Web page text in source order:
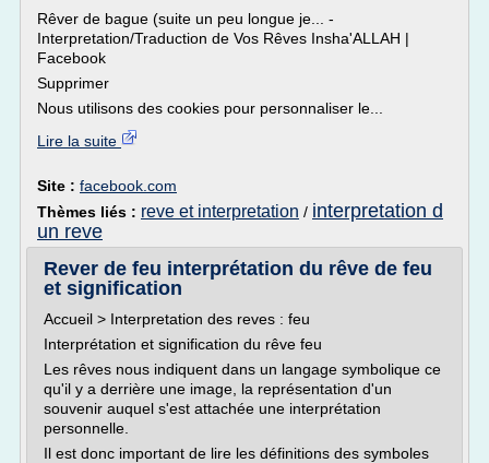
Rêver de bague (suite un peu longue je... -
Interpretation/Traduction de Vos Rêves Insha'ALLAH |
Facebook
Supprimer
Nous utilisons des cookies pour personnaliser le...
Lire la suite
Site : facebook.com
Thèmes liés : reve et interpretation / interpretation d
un reve
Rever de feu interprétation du rêve de feu
et signification
Accueil > Interpretation des reves : feu
Interprétation et signification du rêve feu
Les rêves nous indiquent dans un langage symbolique ce
qu'il y a derrière une image, la représentation d'un
souvenir auquel s'est attachée une interprétation
personnelle.
Il est donc important de lire les définitions des symboles